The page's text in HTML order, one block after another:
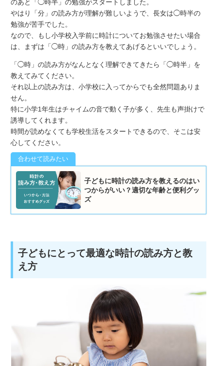
のあと「◯時半」の勉強がスタートしました。
やはり「分」の読み方が理解が難しいようで、長女は◯時半の
勉強が苦手でした。
なので、もし小学校入学前に時計についてお勉強させたい場合
は、まずは「◯時」の読み方を教えてあげるといいでしょう。
「◯時」の読み方がなんとなく理解できてきたら「◯時半」を
教えてみてください。
それ以上の読み方は、小学校に入ってからでも全然問題ありま
せん。
特に小学1年生はチャイムの音で動く子が多く、先生も声掛けで
誘導してくれます。
時間が読めなくても学校生活をスタートできるので、そこは安
心してください。
子どもに時計の読み方を教えるのはい
つからがいい？適切な年齢と便利グッ
ズ
子どもにとって最適な時計の読み方と教
え方